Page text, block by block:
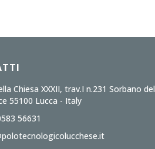
Chiesa XXXII, trav.I n.231 Sorbano del
55100 Lucca - Italy
56631